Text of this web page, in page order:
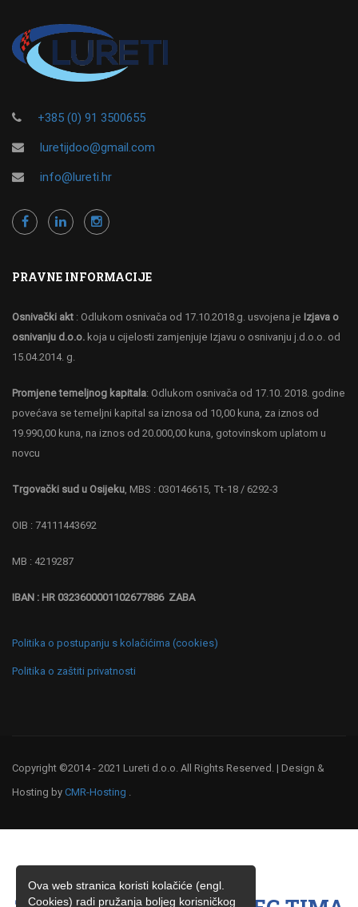
+385 (0) 91 3500655
luretijdoo@gmail.com
info@lureti.hr
PRAVNE INFORMACIJE
Osnivački akt : Odlukom osnivača od 17.10.2018.g. usvojena je Izjava o
osnivanju d.o.o. koja u cijelosti zamjenjuje Izjavu o osnivanju j.d.o.o. od
15.04.2014. g.
Promjene temeljnog kapitala: Odlukom osnivača od 17.10. 2018. godine
povećava se temeljni kapital sa iznosa od 10,00 kuna, za iznos od
19.990,00 kuna, na iznos od 20.000,00 kuna, gotovinskom uplatom u
novcu
Trgovački sud u Osijeku, MBS : 030146615, Tt-18 / 6292-3
OIB : 74111443692
MB : 4219287
IBAN : HR 0323600001102677886 ZABA
Politika o postupanju s kolačićima (cookies)
Politika o zaštiti privatnosti
Copyright ©2014 - 2021 Lureti d.o.o. All Rights Reserved. | Design &
Hosting by CMR-Hosting .
Ova web stranica koristi kolačiće (engl.
Cookies) radi pružanja boljeg korisničkog